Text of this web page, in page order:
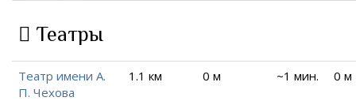
Театры
Театр имени А.
П. Чехова
1.1 км 0 м ~1 мин. 0 м